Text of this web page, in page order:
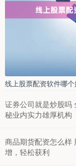
线上股票配资软件哪
证券公司就是炒股吗
秘业内实力雄厚机构
商品期货配资怎么样
增，轻松获利